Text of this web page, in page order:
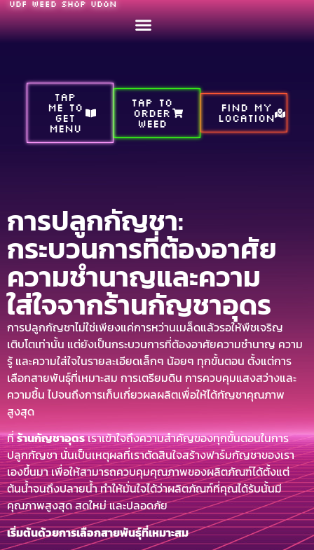
UDF WEED SHOP UDON
TAP
ME TO
GET
MENU
TAP TO
ORDER
WEED
FIND MY
LOCATION
การปลูกกัญชา:
กระบวนการที่ต้องอาศัย
ความชำนาญและความ
ใส่ใจจากร้านกัญชาอุดร
การปลูกกัญชาไม่ใช่เพียงแค่การหว่านเมล็ดแล้วรอให้พืชเจริญ
เติบโตเท่านั้น แต่ยังเป็นกระบวนการที่ต้องอาศัยความชำนาญ ความ
รู้ และความใส่ใจในรายละเอียดเล็กๆ น้อยๆ ทุกขั้นตอน ตั้งแต่การ
เลือกสายพันธุ์ที่เหมาะสม การเตรียมดิน การควบคุมแสงสว่างและ
ความชื้น ไปจนถึงการเก็บเกี่ยวผลผลิตเพื่อให้ได้กัญชาคุณภาพ
สูงสุด
ที่ร้านกัญชาอุดรเราเข้าใจถึงความสำคัญของทุกขั้นตอนในการ
ปลูกกัญชา นั่นเป็นเหตุผลที่เราตัดสินใจสร้างฟาร์มกัญชาของเรา
เองขึ้นมา เพื่อให้สามารถควบคุมคุณภาพของผลิตภัณฑ์ได้ตั้งแต่
ต้นน้ำจนถึงปลายน้ำ ทำให้มั่นใจได้ว่าผลิตภัณฑ์ที่คุณได้รับนั้นมี
คุณภาพสูงสุด สดใหม่ และปลอดภัย
เริ่มต้นด้วยการเลือกสายพันธุ์ที่เหมาะสม